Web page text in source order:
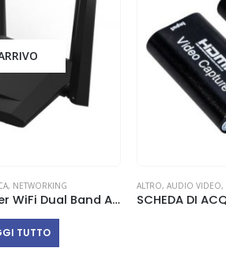
, NETWORKING
Tenda AC6 Router WiFi Dual Band AC1200
TUTTO
ALTRO, AUDIO VIDEO,